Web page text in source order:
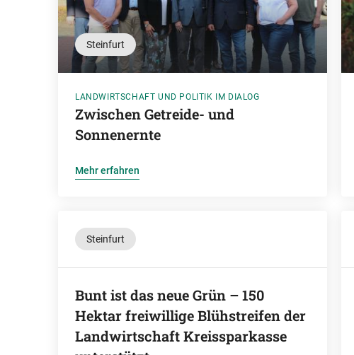
Steinfurt
LANDWIRTSCHAFT UND POLITIK IM DIALOG
Zwischen Getreide- und
Sonnenernte
Mehr erfahren
Steinfurt
Bunt ist das neue Grün – 150
Hektar freiwillige Blühstreifen der
Landwirtschaft Kreissparkasse